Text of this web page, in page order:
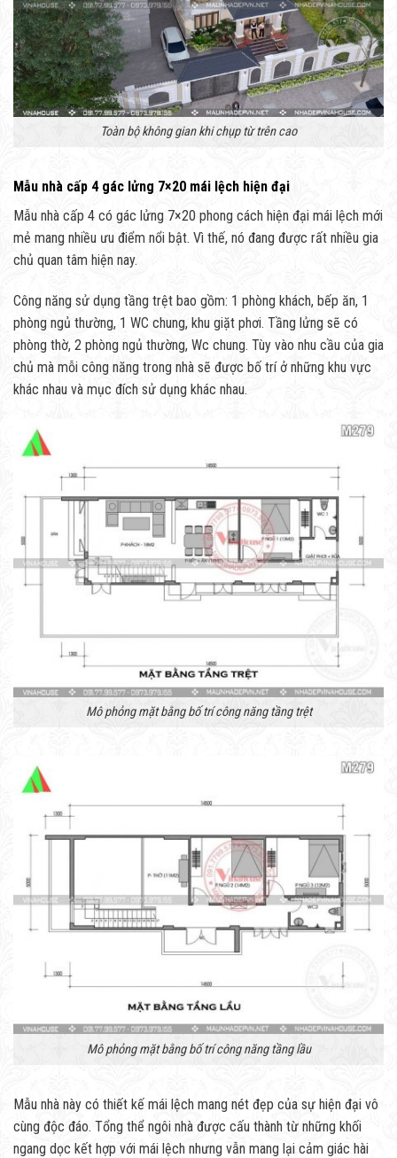
Toàn bộ không gian khi chụp từ trên cao
Mẫu nhà cấp 4 gác lửng 7×20 mái lệch hiện đại
Mẫu nhà cấp 4 có gác lửng 7×20 phong cách hiện đại mái lệch mới
mẻ mang nhiều ưu điểm nổi bật. Vì thế, nó đang được rất nhiều gia
chủ quan tâm hiện nay.
Công năng sử dụng tầng trệt bao gồm: 1 phòng khách, bếp ăn, 1
phòng ngủ thường, 1 WC chung, khu giặt phơi. Tầng lửng sẽ có
phòng thờ, 2 phòng ngủ thường, Wc chung. Tùy vào nhu cầu của gia
chủ mà mỗi công năng trong nhà sẽ được bố trí ở những khu vực
khác nhau và mục đích sử dụng khác nhau.
Mô phỏng mặt bằng bố trí công năng tầng trệt
Mô phỏng mặt bằng bố trí công năng tầng lầu
Mẫu nhà này có thiết kế mái lệch mang nét đẹp của sự hiện đại vô
cùng độc đáo. Tổng thể ngôi nhà được cấu thành từ những khối
ngang dọc kết hợp với mái lệch nhưng vẫn mang lại cảm giác hài